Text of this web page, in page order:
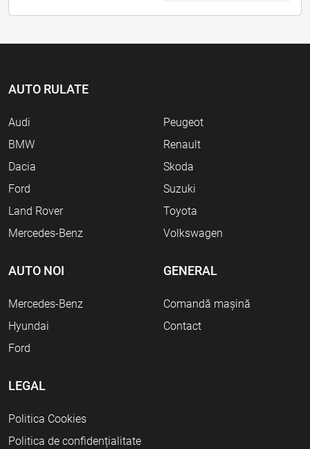
AUTO RULATE
Audi
BMW
Dacia
Ford
Land Rover
Mercedes-Benz
Peugeot
Renault
Skoda
Suzuki
Toyota
Volkswagen
AUTO NOI
Mercedes-Benz
Hyundai
Ford
GENERAL
Comandă mașină
Contact
LEGAL
Politica Cookies
Politica de confidențialitate